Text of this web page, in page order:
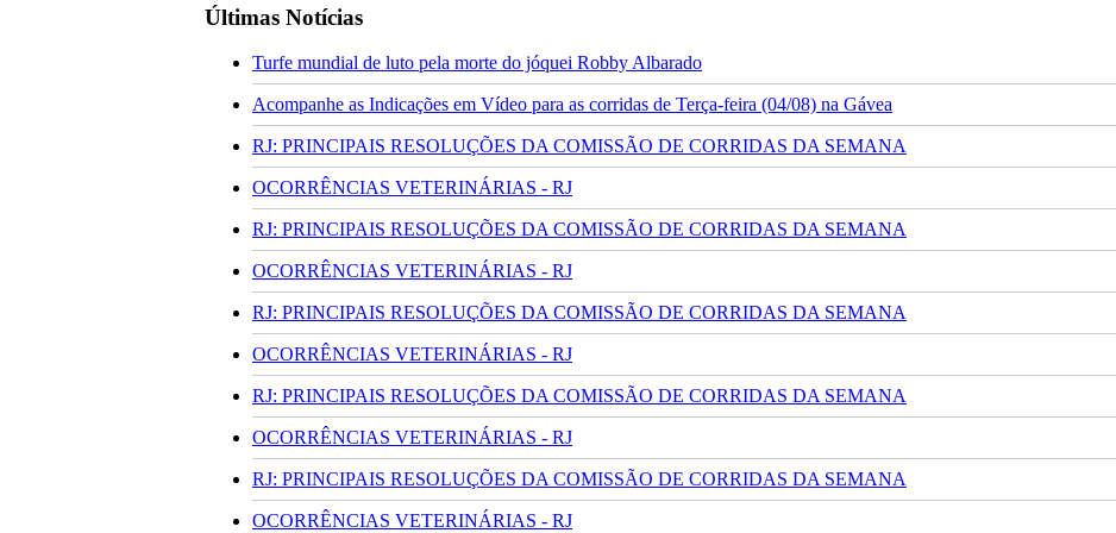
Últimas Notícias
Turfe mundial de luto pela morte do jóquei Robby Albarado
Acompanhe as Indicações em Vídeo para as corridas de Terça-feira (04/08) na Gávea
RJ: PRINCIPAIS RESOLUÇÕES DA COMISSÃO DE CORRIDAS DA SEMANA
OCORRÊNCIAS VETERINÁRIAS - RJ
RJ: PRINCIPAIS RESOLUÇÕES DA COMISSÃO DE CORRIDAS DA SEMANA
OCORRÊNCIAS VETERINÁRIAS - RJ
RJ: PRINCIPAIS RESOLUÇÕES DA COMISSÃO DE CORRIDAS DA SEMANA
OCORRÊNCIAS VETERINÁRIAS - RJ
RJ: PRINCIPAIS RESOLUÇÕES DA COMISSÃO DE CORRIDAS DA SEMANA
OCORRÊNCIAS VETERINÁRIAS - RJ
RJ: PRINCIPAIS RESOLUÇÕES DA COMISSÃO DE CORRIDAS DA SEMANA
OCORRÊNCIAS VETERINÁRIAS - RJ